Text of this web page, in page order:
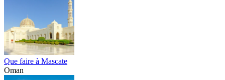
Que faire à Mascate
Oman